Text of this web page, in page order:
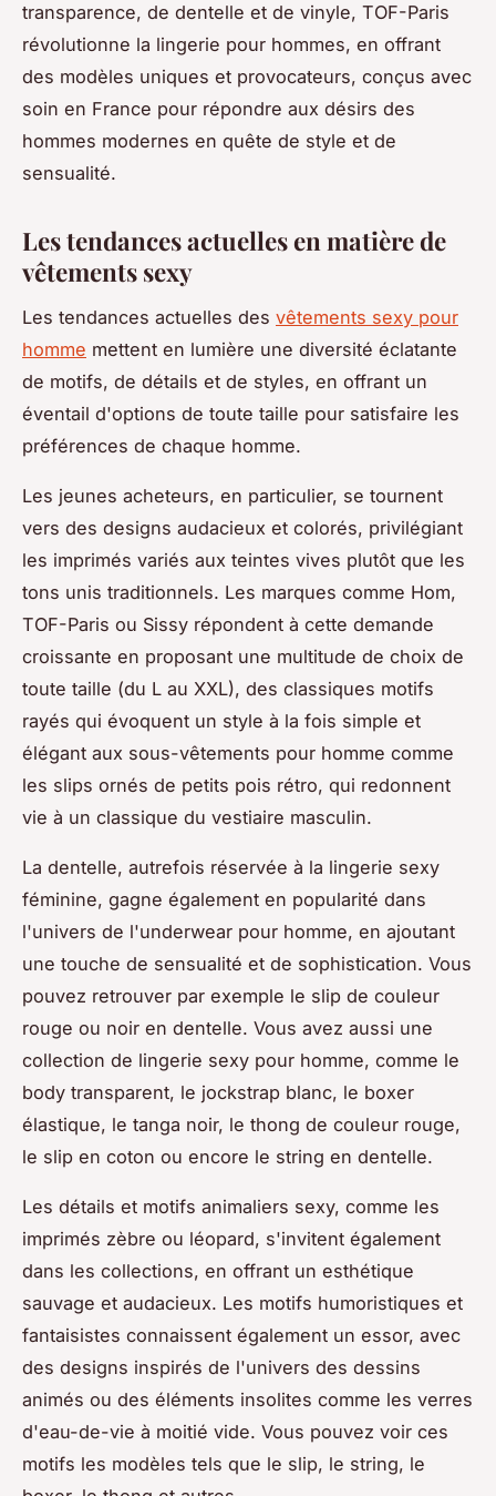
transparence, de dentelle et de vinyle, TOF-Paris
révolutionne la lingerie pour hommes, en offrant
des modèles uniques et provocateurs, conçus avec
soin en France pour répondre aux désirs des
hommes modernes en quête de style et de
sensualité.
Les tendances actuelles en matière de
vêtements sexy
Les tendances actuelles des vêtements sexy pour
homme mettent en lumière une diversité éclatante
de motifs, de détails et de styles, en offrant un
éventail d'options de toute taille pour satisfaire les
préférences de chaque homme.
Les jeunes acheteurs, en particulier, se tournent
vers des designs audacieux et colorés, privilégiant
les imprimés variés aux teintes vives plutôt que les
tons unis traditionnels. Les marques comme Hom,
TOF-Paris ou Sissy répondent à cette demande
croissante en proposant une multitude de choix de
toute taille (du L au XXL), des classiques motifs
rayés qui évoquent un style à la fois simple et
élégant aux sous-vêtements pour homme comme
les slips ornés de petits pois rétro, qui redonnent
vie à un classique du vestiaire masculin.
La dentelle, autrefois réservée à la lingerie sexy
féminine, gagne également en popularité dans
l'univers de l'underwear pour homme, en ajoutant
une touche de sensualité et de sophistication. Vous
pouvez retrouver par exemple le slip de couleur
rouge ou noir en dentelle. Vous avez aussi une
collection de lingerie sexy pour homme, comme le
body transparent, le jockstrap blanc, le boxer
élastique, le tanga noir, le thong de couleur rouge,
le slip en coton ou encore le string en dentelle.
Les détails et motifs animaliers sexy, comme les
imprimés zèbre ou léopard, s'invitent également
dans les collections, en offrant un esthétique
sauvage et audacieux. Les motifs humoristiques et
fantaisistes connaissent également un essor, avec
des designs inspirés de l'univers des dessins
animés ou des éléments insolites comme les verres
d'eau-de-vie à moitié vide. Vous pouvez voir ces
motifs les modèles tels que le slip, le string, le